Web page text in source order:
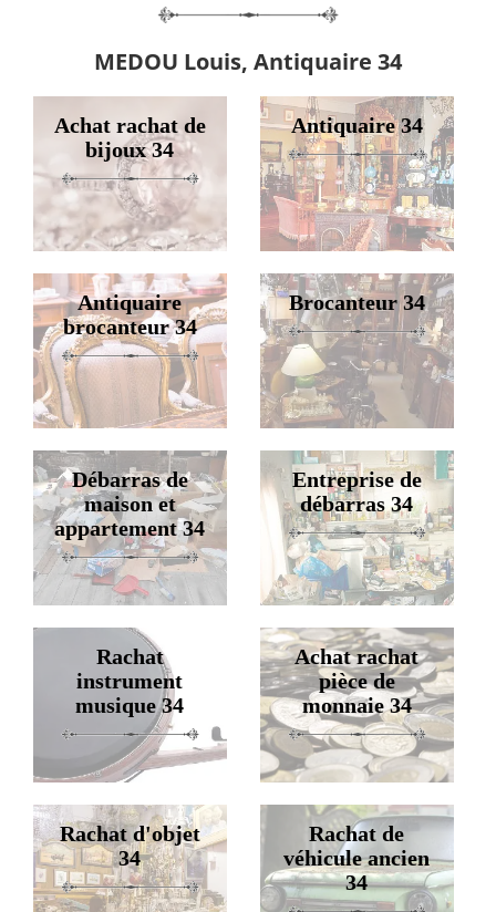
MEDOU Louis, Antiquaire 34
Achat rachat de
bijoux 34
Antiquaire 34
Antiquaire
brocanteur 34
Brocanteur 34
Débarras de
maison et
appartement 34
Entreprise de
débarras 34
Rachat
instrument
musique 34
Achat rachat
pièce de
monnaie 34
Rachat d'objet
34
Rachat de
véhicule ancien
34